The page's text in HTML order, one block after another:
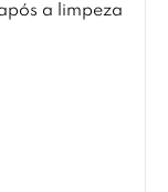
a limpeza